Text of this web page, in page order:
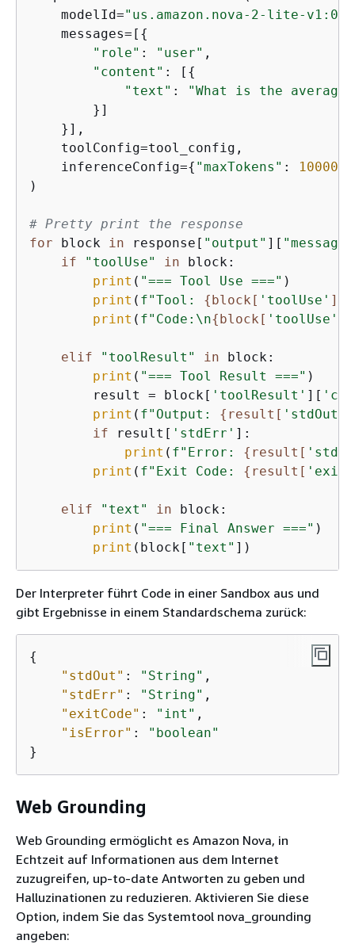
    modelId=
"us.amazon.nova-2-lite-v1:0"
    messages=[
{
"role" : "user" ,
"content" : [ {
"text" :
"What is the
        }]
    }],
    toolConfig=tool_config,
    inferenceConfig=
{ "maxTokens" : 10000
)
# Pretty print the response
for block in response[ "output" ][ "message"
if
"toolUse" in block:
print ( "=== Tool Use ===" )
print ( f"Tool: {block[ 'toolUse' ][
print ( f"Code:\n{block[ 'toolUse'
elif "toolResult" in block:
print ( "=== Tool Result ===" )
        result = block[
'toolResult' ][
print ( f"Output: { result[ 'stdOut'
if result[ 'stdErr' ]:
print ( f"Error: { result[
print ( f"Exit Code: { result[
elif "text" in block:
print ( "=== Final Answer ===" )
print (block[ "text" ])
Der Interpreter führt Code in einer Sandbox aus und
gibt Ergebnisse in einem Standardschema zurück:
{
"stdOut" : "String" ,
"stdErr" : "String" ,
"exitCode" : "int" ,
"isError" :
"boolean"
}
Web Grounding
Web Grounding ermöglicht es Amazon Nova, in
Echtzeit auf Informationen aus dem Internet
zuzugreifen, up-to-date Antworten zu geben und
Halluzinationen zu reduzieren. Aktivieren Sie diese
Option, indem Sie das Systemtool nova_grounding
angeben: